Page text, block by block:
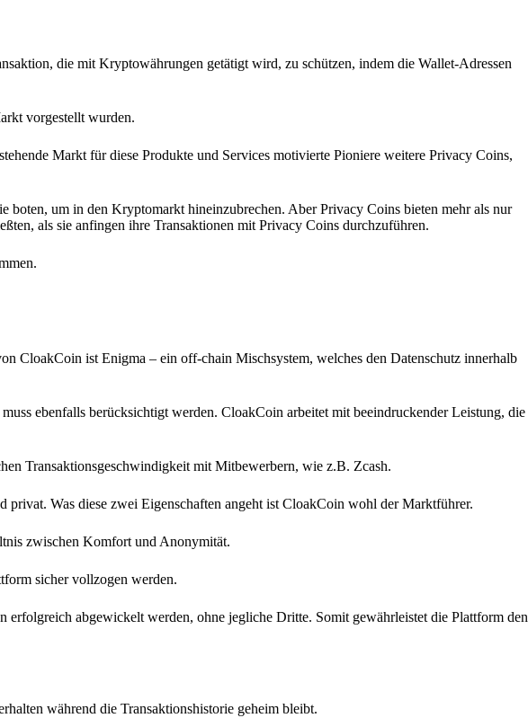
die mit Kryptowährungen getätigt wird, zu schützen, indem die Wallet-Adressen
vorgestellt wurden.
Markt für diese Produkte und Services motivierte Pioniere weitere Privacy Coins,
um in den Kryptomarkt hineinzubrechen. Aber Privacy Coins bieten mehr als nur
als sie anfingen ihre Transaktionen mit Privacy Coins durchzuführen.
CloakCoin ist Enigma – ein off-chain Mischsystem, welches den Datenschutz innerhalb
ebenfalls berücksichtigt werden. CloakCoin arbeitet mit beeindruckender Leistung, die
Transaktionsgeschwindigkeit mit Mitbewerbern, wie z.B. Zcash.
Was diese zwei Eigenschaften angeht ist CloakCoin wohl der Marktführer.
zwischen Komfort und Anonymität.
sicher vollzogen werden.
erfolgreich abgewickelt werden, ohne jegliche Dritte. Somit gewährleistet die Plattform den
während die Transaktionshistorie geheim bleibt.